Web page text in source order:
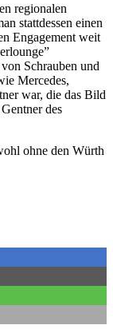
regionalen
stattdessen einen
Engagement weit
Schrauben und
Mercedes,
war, die das Bild
des
ohne den Würth